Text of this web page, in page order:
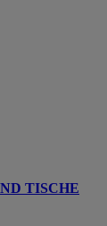
TISCHE